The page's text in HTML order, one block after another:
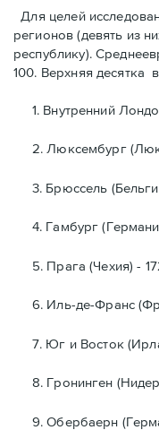
Для целей
регионов (девять из
республику).
100. Верхняя десятка
1. Внутренний
2. Люксембург
3. Брюссель
4. Гамбург
5. Прага (Чехия) -
6. Иль-де-Франс
7. Юг и Восток
8. Гронинген
9. Обербаеpн